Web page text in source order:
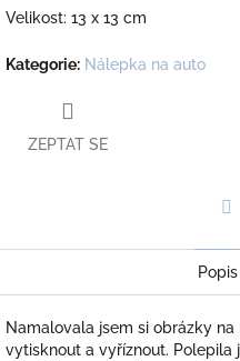
Velikost: 13 x 13 cm
Kategorie: Nálepka na auto
ZEPTAT SE
Popis
Namalovala jsem si obrázky
vytisknout a vyříznout. Polepila